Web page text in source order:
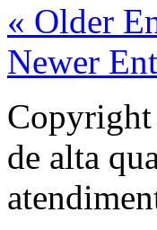
« Older
Newer
de alta